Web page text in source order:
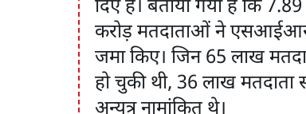
दिए हैं। बताया गया है कि
करोड़ मतदाताओं ने एसआईआर
जमा किए। जिन 65 लाख
हो चुकी थी, 36 लाख मतदाता